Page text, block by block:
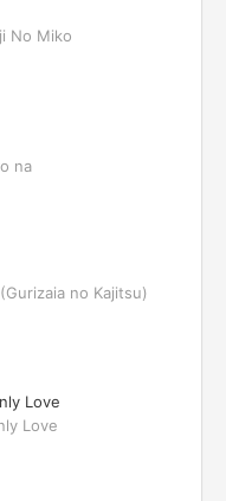
No Miko
na
no Kajitsu)
Love
Love